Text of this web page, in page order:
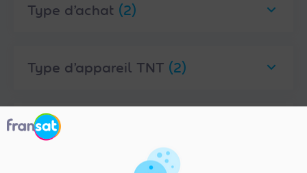
Type d’achat (2)
Type d’appareil TNT (2)
Marques